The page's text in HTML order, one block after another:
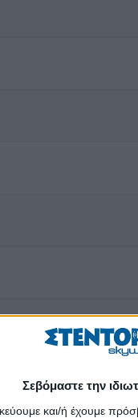
Σεβόμαστε την
και/ή έχουμε